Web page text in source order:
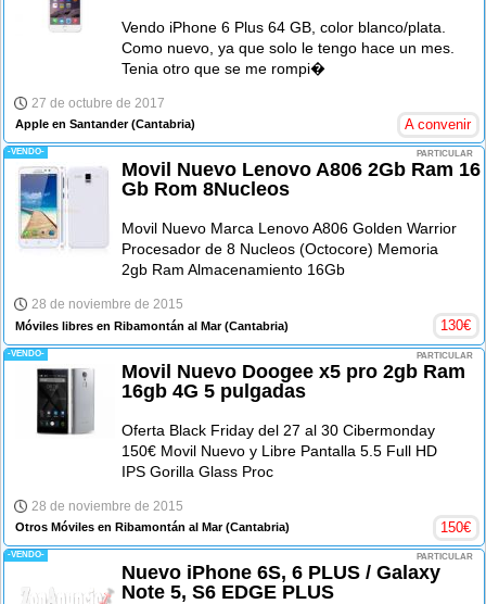
Vendo iPhone 6 Plus 64 GB, color blanco/plata.
Como nuevo, ya que solo le tengo hace un mes.
Tenia otro que se me rompi�
27 de octubre de 2017
Apple en Santander(Cantabria) A convenir
-VENDO- PARTICULAR
Movil Nuevo Lenovo A806 2Gb Ram 16
Gb Rom 8Nucleos
Movil Nuevo Marca Lenovo A806 Golden Warrior
Procesador de 8 Nucleos (Octocore) Memoria
2gb Ram Almacenamiento 16Gb
28 de noviembre de 2015
Móviles libres en Ribamontán al Mar(Cantabria) 130€
-VENDO- PARTICULAR
Movil Nuevo Doogee x5 pro 2gb Ram
16gb 4G 5 pulgadas
Oferta Black Friday del 27 al 30 Cibermonday
150€ Movil Nuevo y Libre Pantalla 5.5 Full HD
IPS Gorilla Glass Proc
28 de noviembre de 2015
Otros Móviles en Ribamontán al Mar(Cantabria) 150€
-VENDO- PARTICULAR
Nuevo iPhone 6S, 6 PLUS / Galaxy
Note 5, S6 EDGE PLUS